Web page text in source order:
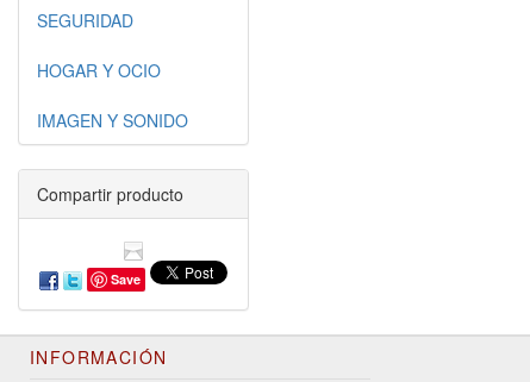
SEGURIDAD
HOGAR Y OCIO
IMAGEN Y SONIDO
Compartir producto
Save
INFORMACIÓN